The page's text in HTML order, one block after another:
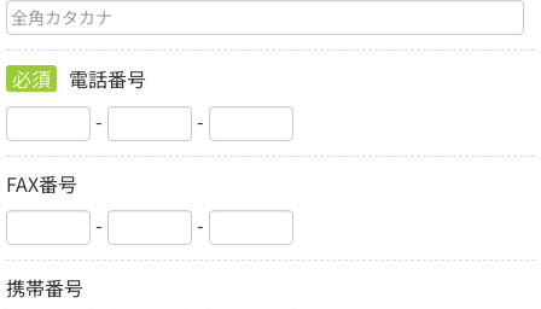
必須
電話番号
-
-
FAX番号
-
-
携帯番号